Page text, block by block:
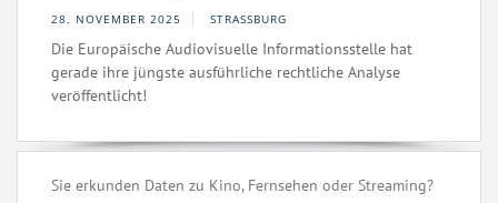
28. NOVEMBER 2025 STRASSBURG
Die Europäische Audiovisuelle Informationsstelle hat
gerade ihre jüngste ausführliche rechtliche Analyse
veröffentlicht!
Sie erkunden Daten zu Kino, Fernsehen oder Streaming?